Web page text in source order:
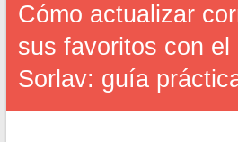
Cómo actualizar
sus favoritos con el
Sorlav: guía